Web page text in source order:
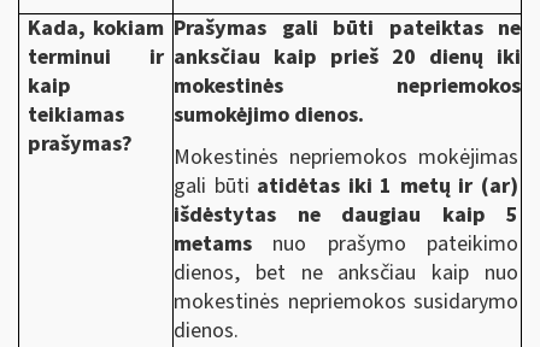
Kada, kokiam
terminui ir
kaip
teikiamas
prašymas?
Prašymas gali būti pateiktas ne
anksčiau kaip prieš 20 dienų iki
mokestinės nepriemokos
sumokėjimo dienos.
Mokestinės nepriemokos mokėjimas
gali būti atidėtas iki 1 metų ir (ar)
išdėstytas ne daugiau kaip 5
metams nuo prašymo pateikimo
dienos, bet ne anksčiau kaip nuo
mokestinės nepriemokos susidarymo
dienos.